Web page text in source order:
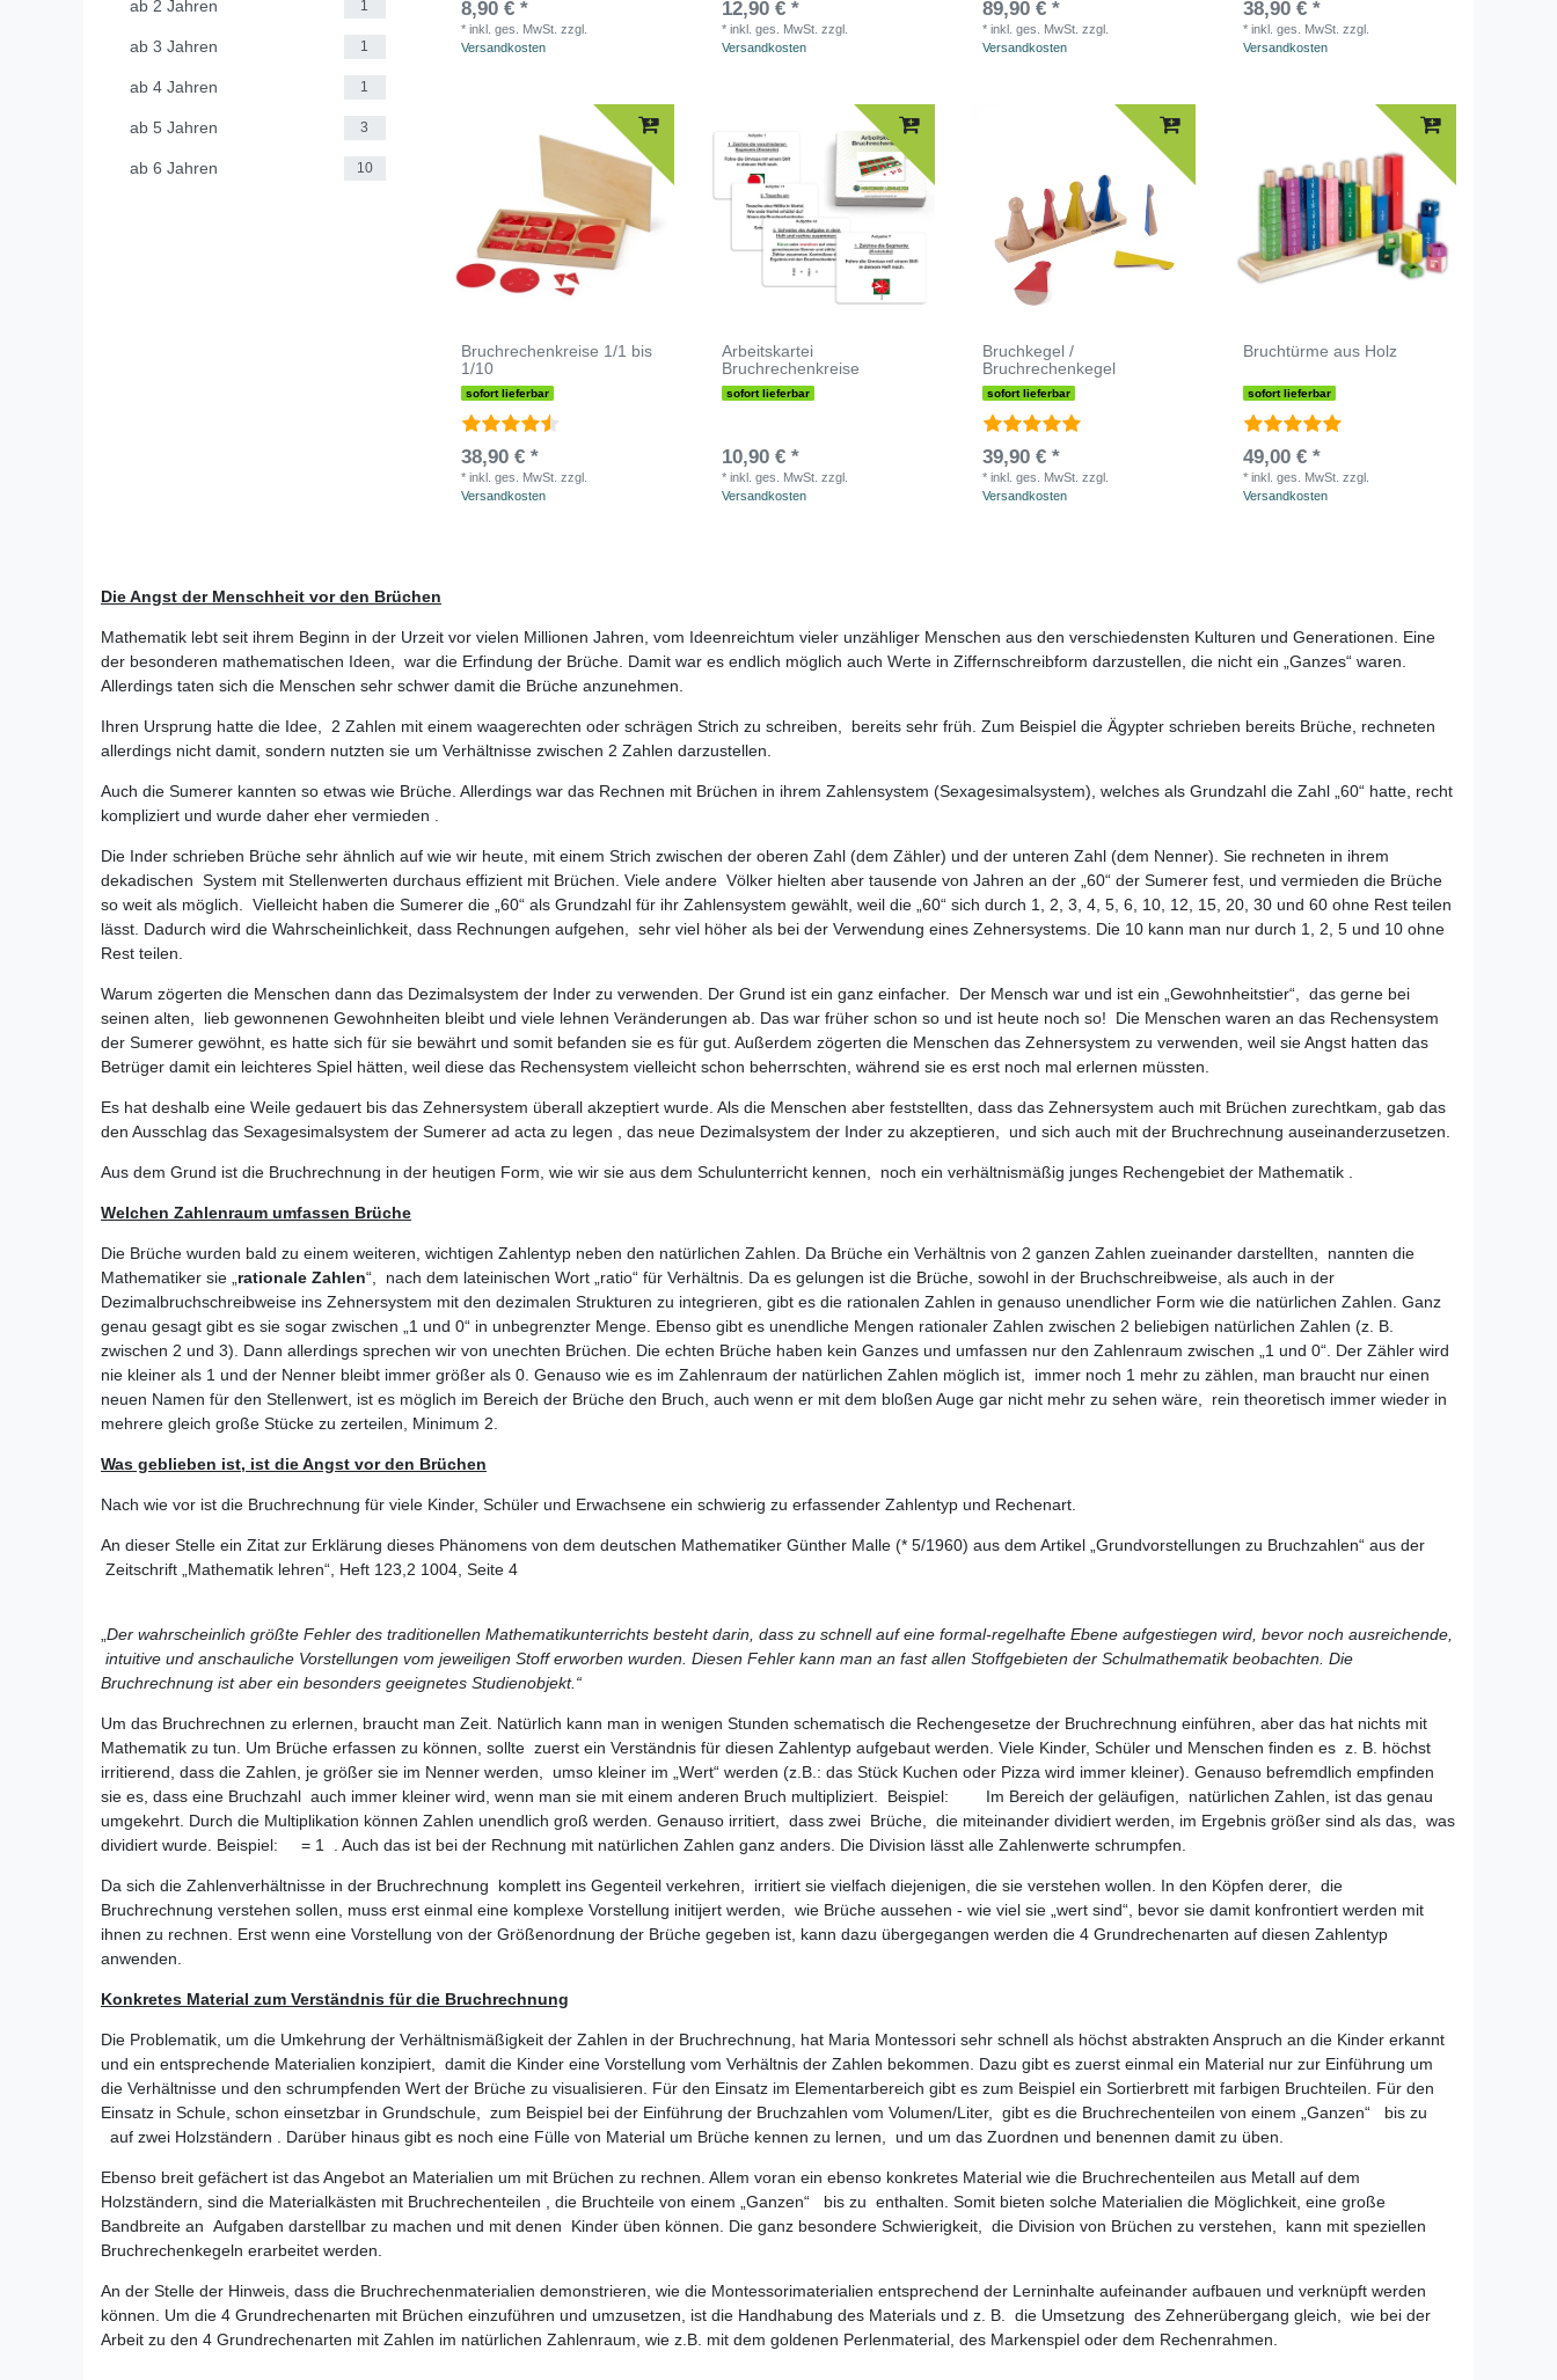
ab 2 Jahren 1
ab 3 Jahren 1
ab 4 Jahren 1
ab 5 Jahren 3
ab 6 Jahren 10
8,90 € *
*inkl. ges. MwSt. zzgl.
Versandkosten
12,90 € *
*inkl. ges. MwSt. zzgl.
Versandkosten
89,90 € *
*inkl. ges. MwSt. zzgl.
Versandkosten
38,90 € *
*inkl. ges. MwSt. zzgl.
Versandkosten
Bruchrechenkreise 1/1 bis
1/10
sofort lieferbar
38,90 € *
*inkl. ges. MwSt. zzgl.
Versandkosten
Arbeitskartei
Bruchrechenkreise
sofort lieferbar
10,90 € *
*inkl. ges. MwSt. zzgl.
Versandkosten
Bruchkegel /
Bruchrechenkegel
sofort lieferbar
39,90 € *
*inkl. ges. MwSt. zzgl.
Versandkosten
Bruchtürme aus Holz
sofort lieferbar
49,00 € *
*inkl. ges. MwSt. zzgl.
Versandkosten
Die Angst der Menschheit vor den Brüchen
Mathematik lebt seit ihrem Beginn in der Urzeit vor vielen Millionen Jahren, vom Ideenreichtum vieler unzähliger Menschen aus den verschiedensten Kulturen und Generationen. Eine
der besonderen mathematischen Ideen, war die Erfindung der Brüche. Damit war es endlich möglich auch Werte in Ziffernschreibform darzustellen, die nicht ein „Ganzes“ waren.
Allerdings taten sich die Menschen sehr schwer damit die Brüche anzunehmen.
Ihren Ursprung hatte die Idee, 2 Zahlen mit einem waagerechten oder schrägen Strich zu schreiben, bereits sehr früh. Zum Beispiel die Ägypter schrieben bereits Brüche, rechneten
allerdings nicht damit, sondern nutzten sie um Verhältnisse zwischen 2 Zahlen darzustellen.
Auch die Sumerer kannten so etwas wie Brüche. Allerdings war das Rechnen mit Brüchen in ihrem Zahlensystem (Sexagesimalsystem), welches als Grundzahl die Zahl „60“ hatte, recht
kompliziert und wurde daher eher vermieden .
Die Inder schrieben Brüche sehr ähnlich auf wie wir heute, mit einem Strich zwischen der oberen Zahl (dem Zähler) und der unteren Zahl (dem Nenner). Sie rechneten in ihrem
dekadischen System mit Stellenwerten durchaus effizient mit Brüchen. Viele andere Völker hielten aber tausende von Jahren an der „60“ der Sumerer fest, und vermieden die Brüche
so weit als möglich. Vielleicht haben die Sumerer die „60“ als Grundzahl für ihr Zahlensystem gewählt, weil die „60“ sich durch 1, 2, 3, 4, 5, 6, 10, 12, 15, 20, 30 und 60 ohne Rest teilen
lässt. Dadurch wird die Wahrscheinlichkeit, dass Rechnungen aufgehen, sehr viel höher als bei der Verwendung eines Zehnersystems. Die 10 kann man nur durch 1, 2, 5 und 10 ohne
Rest teilen.
Warum zögerten die Menschen dann das Dezimalsystem der Inder zu verwenden. Der Grund ist ein ganz einfacher. Der Mensch war und ist ein „Gewohnheitstier“, das gerne bei
seinen alten, lieb gewonnenen Gewohnheiten bleibt und viele lehnen Veränderungen ab. Das war früher schon so und ist heute noch so! Die Menschen waren an das Rechensystem
der Sumerer gewöhnt, es hatte sich für sie bewährt und somit befanden sie es für gut. Außerdem zögerten die Menschen das Zehnersystem zu verwenden, weil sie Angst hatten das
Betrüger damit ein leichteres Spiel hätten, weil diese das Rechensystem vielleicht schon beherrschten, während sie es erst noch mal erlernen müssten.
Es hat deshalb eine Weile gedauert bis das Zehnersystem überall akzeptiert wurde. Als die Menschen aber feststellten, dass das Zehnersystem auch mit Brüchen zurechtkam, gab das
den Ausschlag das Sexagesimalsystem der Sumerer ad acta zu legen , das neue Dezimalsystem der Inder zu akzeptieren, und sich auch mit der Bruchrechnung auseinanderzusetzen.
Aus dem Grund ist die Bruchrechnung in der heutigen Form, wie wir sie aus dem Schulunterricht kennen, noch ein verhältnismäßig junges Rechengebiet der Mathematik .
Welchen Zahlenraum umfassen Brüche
Die Brüche wurden bald zu einem weiteren, wichtigen Zahlentyp neben den natürlichen Zahlen. Da Brüche ein Verhältnis von 2 ganzen Zahlen zueinander darstellten, nannten die
Mathematiker sie „rationale Zahlen“, nach dem lateinischen Wort „ratio“ für Verhältnis. Da es gelungen ist die Brüche, sowohl in der Bruchschreibweise, als auch in der
Dezimalbruchschreibweise ins Zehnersystem mit den dezimalen Strukturen zu integrieren, gibt es die rationalen Zahlen in genauso unendlicher Form wie die natürlichen Zahlen. Ganz
genau gesagt gibt es sie sogar zwischen „1 und 0“ in unbegrenzter Menge. Ebenso gibt es unendliche Mengen rationaler Zahlen zwischen 2 beliebigen natürlichen Zahlen (z. B.
zwischen 2 und 3). Dann allerdings sprechen wir von unechten Brüchen. Die echten Brüche haben kein Ganzes und umfassen nur den Zahlenraum zwischen „1 und 0“. Der Zähler wird
nie kleiner als 1 und der Nenner bleibt immer größer als 0. Genauso wie es im Zahlenraum der natürlichen Zahlen möglich ist, immer noch 1 mehr zu zählen, man braucht nur einen
neuen Namen für den Stellenwert, ist es möglich im Bereich der Brüche den Bruch, auch wenn er mit dem bloßen Auge gar nicht mehr zu sehen wäre, rein theoretisch immer wieder in
mehrere gleich große Stücke zu zerteilen, Minimum 2.
Was geblieben ist, ist die Angst vor den Brüchen
Nach wie vor ist die Bruchrechnung für viele Kinder, Schüler und Erwachsene ein schwierig zu erfassender Zahlentyp und Rechenart.
An dieser Stelle ein Zitat zur Erklärung dieses Phänomens von dem deutschen Mathematiker Günther Malle (* 5/1960) aus dem Artikel „Grundvorstellungen zu Bruchzahlen“ aus der
Zeitschrift „Mathematik lehren“, Heft 123,2 1004, Seite 4
„Der wahrscheinlich größte Fehler des traditionellen Mathematikunterrichts besteht darin, dass zu schnell auf eine formal-regelhafte Ebene aufgestiegen wird, bevor noch ausreichende,
intuitive und anschauliche Vorstellungen vom jeweiligen Stoff erworben wurden. Diesen Fehler kann man an fast allen Stoffgebieten der Schulmathematik beobachten. Die
Bruchrechnung ist aber ein besonders geeignetes Studienobjekt.“
Um das Bruchrechnen zu erlernen, braucht man Zeit. Natürlich kann man in wenigen Stunden schematisch die Rechengesetze der Bruchrechnung einführen, aber das hat nichts mit
Mathematik zu tun. Um Brüche erfassen zu können, sollte zuerst ein Verständnis für diesen Zahlentyp aufgebaut werden. Viele Kinder, Schüler und Menschen finden es z. B. höchst
irritierend, dass die Zahlen, je größer sie im Nenner werden, umso kleiner im „Wert“ werden (z.B.: das Stück Kuchen oder Pizza wird immer kleiner). Genauso befremdlich empfinden
sie es, dass eine Bruchzahl auch immer kleiner wird, wenn man sie mit einem anderen Bruch multipliziert. Beispiel: Im Bereich der geläufigen, natürlichen Zahlen, ist das genau
umgekehrt. Durch die Multiplikation können Zahlen unendlich groß werden. Genauso irritiert, dass zwei Brüche, die miteinander dividiert werden, im Ergebnis größer sind als das, was
dividiert wurde. Beispiel:
= 1 . Auch das ist bei der Rechnung mit natürlichen Zahlen ganz anders. Die Division lässt alle Zahlenwerte schrumpfen.
Da sich die Zahlenverhältnisse in der Bruchrechnung komplett ins Gegenteil verkehren, irritiert sie vielfach diejenigen, die sie verstehen wollen. In den Köpfen derer, die
Bruchrechnung verstehen sollen, muss erst einmal eine komplexe Vorstellung initijert werden, wie Brüche aussehen - wie viel sie „wert sind“, bevor sie damit konfrontiert werden mit
ihnen zu rechnen. Erst wenn eine Vorstellung von der Größenordnung der Brüche gegeben ist, kann dazu übergegangen werden die 4 Grundrechenarten auf diesen Zahlentyp
anwenden.
Konkretes Material zum Verständnis für die Bruchrechnung
Die Problematik, um die Umkehrung der Verhältnismäßigkeit der Zahlen in der Bruchrechnung, hat Maria Montessori sehr schnell als höchst abstrakten Anspruch an die Kinder erkannt
und ein entsprechende Materialien konzipiert, damit die Kinder eine Vorstellung vom Verhältnis der Zahlen bekommen. Dazu gibt es zuerst einmal ein Material nur zur Einführung um
die Verhältnisse und den schrumpfenden Wert der Brüche zu visualisieren. Für den Einsatz im Elementarbereich gibt es zum Beispiel ein Sortierbrett mit farbigen Bruchteilen. Für den
Einsatz in Schule, schon einsetzbar in Grundschule, zum Beispiel bei der Einführung der Bruchzahlen vom Volumen/Liter, gibt es die Bruchrechenteilen von einem „Ganzen“ bis zu
auf zwei Holzständern . Darüber hinaus gibt es noch eine Fülle von Material um Brüche kennen zu lernen, und um das Zuordnen und benennen damit zu üben.
Ebenso breit gefächert ist das Angebot an Materialien um mit Brüchen zu rechnen. Allem voran ein ebenso konkretes Material wie die Bruchrechenteilen aus Metall auf dem
Holzständern, sind die Materialkästen mit Bruchrechenteilen , die Bruchteile von einem „Ganzen“
bis zu enthalten. Somit bieten solche Materialien die Möglichkeit, eine große
Bandbreite an Aufgaben darstellbar zu machen und mit denen Kinder üben können. Die ganz besondere Schwierigkeit, die Division von Brüchen zu verstehen, kann mit speziellen
Bruchrechenkegeln erarbeitet werden.
An der Stelle der Hinweis, dass die Bruchrechenmaterialien demonstrieren, wie die Montessorimaterialien entsprechend der Lerninhalte aufeinander aufbauen und verknüpft werden
können. Um die 4 Grundrechenarten mit Brüchen einzuführen und umzusetzen, ist die Handhabung des Materials und z. B. die Umsetzung des Zehnerübergang gleich, wie bei der
Arbeit zu den 4 Grundrechenarten mit Zahlen im natürlichen Zahlenraum, wie z.B. mit dem goldenen Perlenmaterial, des Markenspiel oder dem Rechenrahmen.